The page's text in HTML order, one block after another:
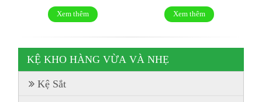
Xem thêm Xem thêm
KỆ KHO HÀNG VỪA VÀ NHẸ
Kệ Sắt